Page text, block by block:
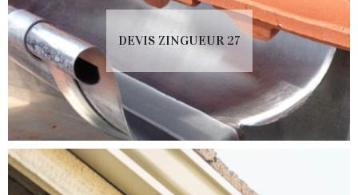
DEVIS ZINGUEUR 27